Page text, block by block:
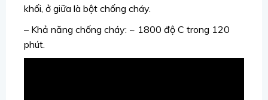
khối, ở giữa là bột chống cháy.
– Khả năng chống cháy: ~ 1800 độ C trong 120
phút.